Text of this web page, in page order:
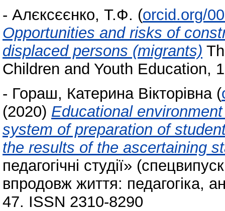
- Алєксєєнко, Т.Ф. (orcid.org/
Opportunities and risks of
displaced persons (migrants)
Children and Youth Education,
- Гораш, Катерина Вікторівна (
(2020) Educational
system of preparation of
the results of the ascertaining
педагогічні студії»
впродовж життя: педагогіка,
47. ISSN 2310-8290